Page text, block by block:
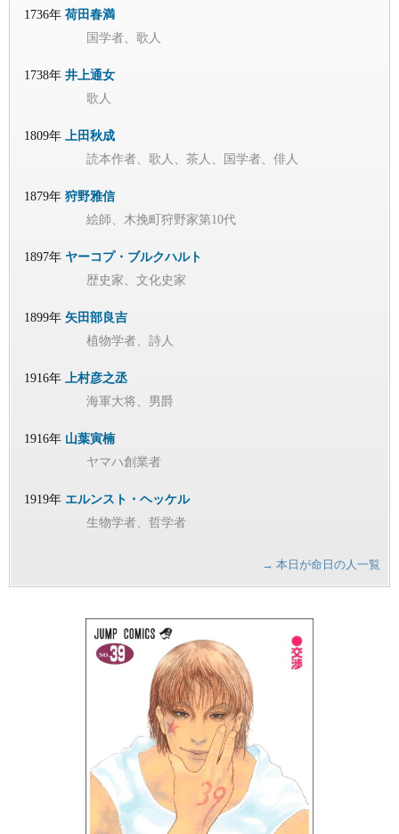
1736年 荷田春満
国学者、歌人
1738年 井上通女
歌人
1809年
上田秋成
読本作者、歌人、茶人、国学者、俳人
1879年 狩野雅信
絵師、木挽町狩野家第10代
1897年 ヤーコプ・ブルクハルト
歴史家、文化史家
1899年 矢田部良吉
植物学者、詩人
1916年
上村彦之丞
海軍大将、男爵
1916年 山葉寅楠
ヤマハ創業者
1919年 エルンスト・ヘッケル
生物学者、哲学者
→ 本日が命日の人一覧